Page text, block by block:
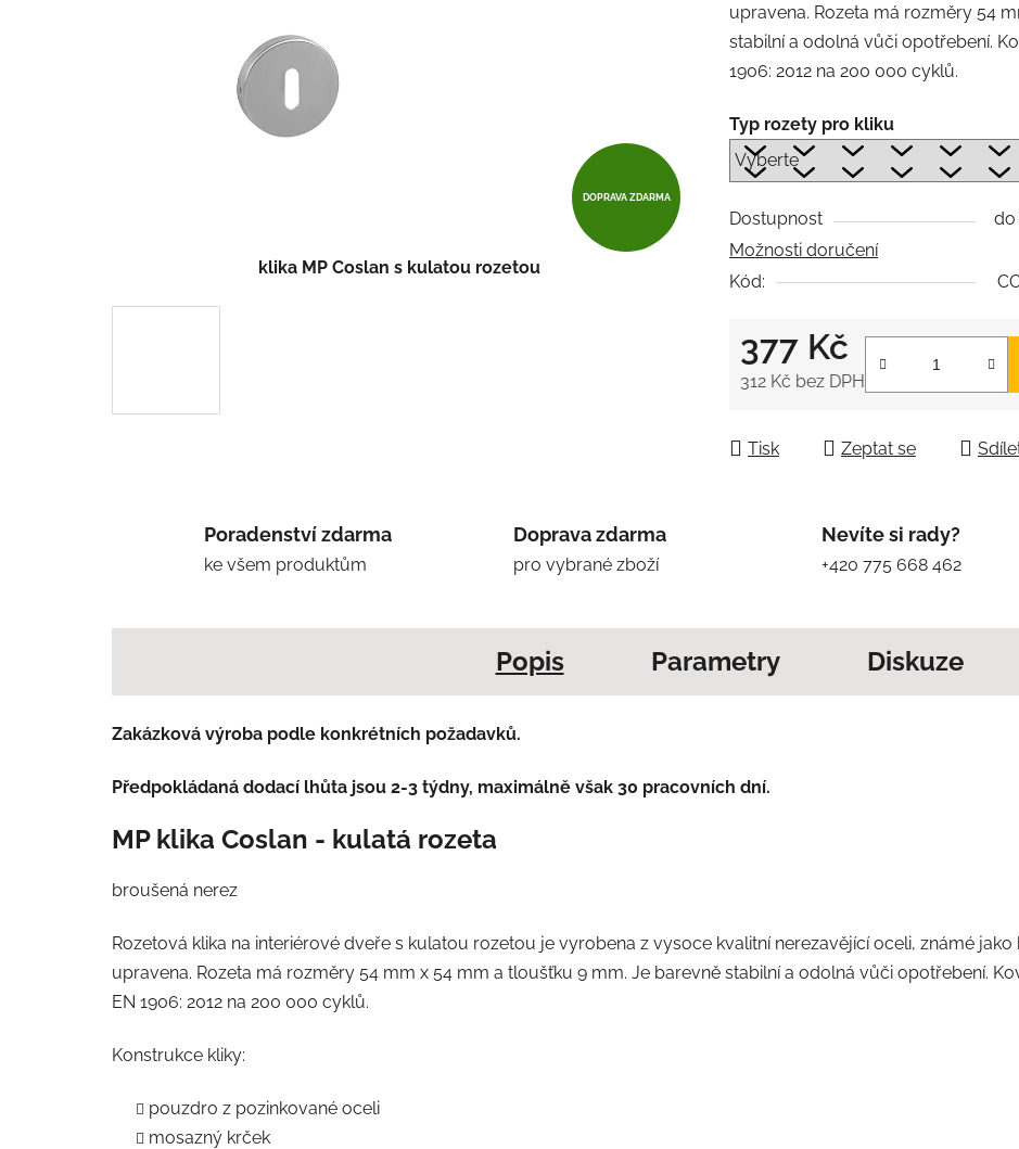
upravena. Rozeta má rozměry 54
stabilní a odolná vůči opotřebení.
1906: 2012 na 200 000 cyklů.
Typ rozety pro kliku
Dostupnost
do
Možnosti doručení
Kód:
377 Kč
312 Kč bez DPH
Tisk Zeptat se
DOPRAVA ZDARMA
klika MP Coslan s kulatou rozetou
Poradenství zdarma
ke všem produktům
Doprava zdarma
pro vybrané zboží
Nevíte si rady?
+420 775 668 462
Popis Parametry Diskuze
Zakázková výroba podle konkrétních požadavků.
Předpokládaná dodací lhůta jsou 2-3 týdny, maximálně však 30 pracovních dní.
MP klika Coslan - kulatá rozeta
broušená nerez
Rozetová klika na interiérové dveře s kulatou rozetou je vyrobena z vysoce kvalitní nerezavějící oceli, známé
upravena. Rozeta má rozměry 54 mm x 54 mm a tloušťku 9 mm. Je barevně stabilní a odolná vůči opotřebení.
EN 1906: 2012 na 200 000 cyklů.
Konstrukce kliky:
pouzdro z pozinkované oceli
mosazný krček